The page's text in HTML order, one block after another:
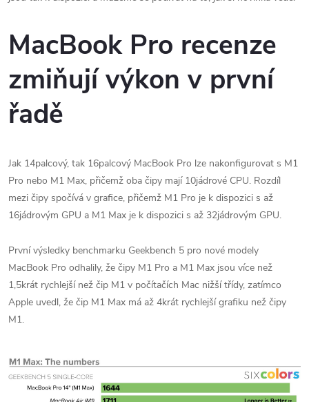
MacBook Pro recenze
zmiňují výkon v první
řadě
Jak 14palcový, tak 16palcový MacBook Pro lze nakonfigurovat s M1
Pro nebo M1 Max, přičemž oba čipy mají 10jádrové CPU. Rozdíl
mezi čipy spočívá v grafice, přičemž M1 Pro je k dispozici s až
16jádrovým GPU a M1 Max je k dispozici s až 32jádrovým GPU.
První výsledky benchmarku Geekbench 5 pro nové modely
MacBook Pro odhalily, že čipy M1 Pro a M1 Max jsou více než
1,5krát rychlejší než čip M1 v počítačích Mac nižší třídy, zatímco
Apple uvedl, že čip M1 Max má až 4krát rychlejší grafiku než čipy
M1.